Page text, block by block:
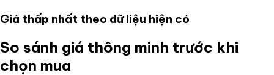
Giá thấp nhất theo dữ liệu hiện có
So sánh giá thông minh trước khi
chọn mua